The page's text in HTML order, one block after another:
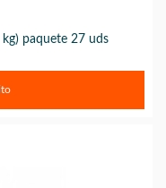
paquete 27 uds